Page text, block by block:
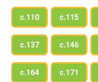
с.110 с.115
с.137 с.146
с.164 с.171